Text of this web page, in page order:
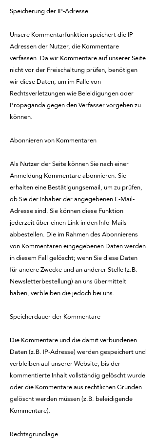
Speicherung der IP-Adresse
Unsere Kommentarfunktion speichert die IP-
Adressen der Nutzer, die Kommentare
verfassen. Da wir Kommentare auf unserer Seite
nicht vor der Freischaltung prüfen, benötigen
wir diese Daten, um im Falle von
Rechtsverletzungen wie Beleidigungen oder
Propaganda gegen den Verfasser vorgehen zu
können.
Abonnieren von Kommentaren
Als Nutzer der Seite können Sie nach einer
Anmeldung Kommentare abonnieren. Sie
erhalten eine Bestätigungsemail, um zu prüfen,
ob Sie der Inhaber der angegebenen E-Mail-
Adresse sind. Sie können diese Funktion
jederzeit über einen Link in den Info-Mails
abbestellen. Die im Rahmen des Abonnierens
von Kommentaren eingegebenen Daten werden
in diesem Fall gelöscht; wenn Sie diese Daten
für andere Zwecke und an anderer Stelle (z.B.
Newsletterbestellung) an uns übermittelt
haben, verbleiben die jedoch bei uns.
Speicherdauer der Kommentare
Die Kommentare und die damit verbundenen
Daten (z.B. IP-Adresse) werden gespeichert und
verbleiben auf unserer Website, bis der
kommentierte Inhalt vollständig gelöscht wurde
oder die Kommentare aus rechtlichen Gründen
gelöscht werden müssen (z.B. beleidigende
Kommentare).
Rechtsgrundlage